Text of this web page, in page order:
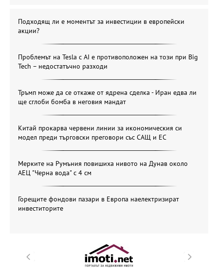
Подходящ ли е моментът за инвестиции в европейски
акции?
Проблемът на Tesla с AI е противоположен на този при Big
Tech – недостатъчно разходи
Тръмп може да се откаже от ядрена сделка - Иран едва ли
ще сглоби бомба в неговия мандат
Китай прокарва червени линии за икономическия си
модел преди търговски преговори със САЩ и ЕС
Мерките на Румъния повишиха нивото на Дунав около
АЕЦ "Черна вода" с 4 см
Горещите фондови пазари в Европа наелектризират
инвеститорите